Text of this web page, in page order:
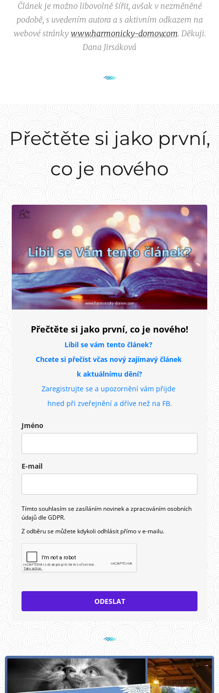
Článek je možno libovolně šířit, avšak v nezměněné
podobě, s uvedením autora a s aktivním odkazem na
webové stránky www.harmonicky-domov.com. Děkuji.
Dana Jirsáková
Přečtěte si jako první,
co je nového
Přečtěte si jako první, co je nového!
Líbil se vám tento článek?
Chcete si přečíst včas nový zajímavý článek
k aktuálnímu dění?
Zaregistrujte se a upozornění vám přijde
hned při zveřejnění a dříve než na FB.
Jméno
E-mail
Tímto souhlasím se zasíláním novinek a zpracováním osobních
údajů dle GDPR.
Z odběru se můžete kdykoli odhlásit přímo v e-mailu.
ODESLAT